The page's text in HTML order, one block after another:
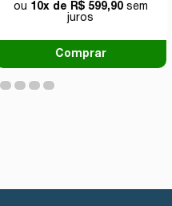
ou 10x de R$ 599,90sem
juros
Comprar